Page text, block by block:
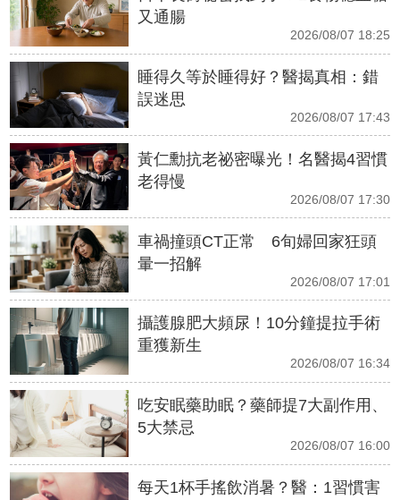
又通腸
2026/08/07 18:25
睡得久等於睡得好？醫揭真相：錯
誤迷思
2026/08/07 17:43
黃仁勳抗老祕密曝光！名醫揭4習慣
老得慢
2026/08/07 17:30
車禍撞頭CT正常 6旬婦回家狂頭
暈一招解
2026/08/07 17:01
攝護腺肥大頻尿！10分鐘提拉手術
重獲新生
2026/08/07 16:34
吃安眠藥助眠？藥師提7大副作用、
5大禁忌
2026/08/07 16:00
每天1杯手搖飲消暑？醫：1習慣害